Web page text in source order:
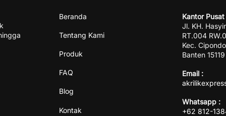
Beranda
Tentang Kami
Produk
FAQ
Blog
Kontak
Kantor Pusat
Jl. KH.
RT.004
Kec.
Banten 15119
Email :
Whatsapp :
+62 812-